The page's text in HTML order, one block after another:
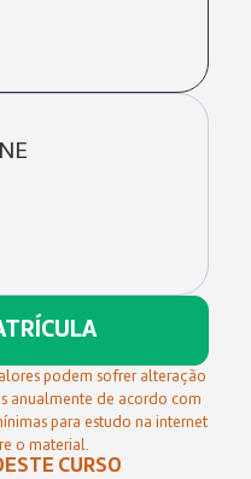
podem sofrer alteração
anualmente de acordo com
para estudo na internet
o material.
CURSO